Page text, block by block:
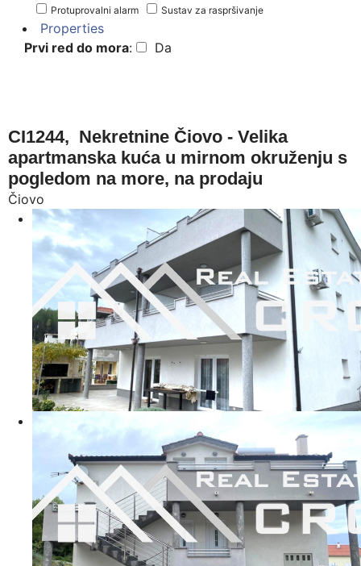
Protuprovalni alarm
Sustav za raspršivanje
Properties
Prvi red do mora: Da
CI1244, Nekretnine Čiovo - Velika
apartmanska kuća u mirnom okruženju s
pogledom na more, na prodaju
Čiovo